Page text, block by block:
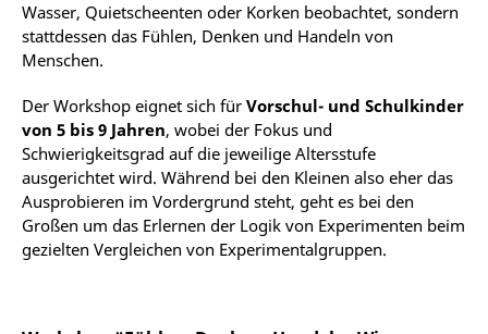
Wasser, Quietscheenten oder Korken beobachtet, sondern
stattdessen das Fühlen, Denken und Handeln von
Menschen.
Der Workshop eignet sich für Vorschul- und Schulkinder
von 5 bis 9 Jahren, wobei der Fokus und
Schwierigkeitsgrad auf die jeweilige Altersstufe
ausgerichtet wird. Während bei den Kleinen also eher das
Ausprobieren im Vordergrund steht, geht es bei den
Großen um das Erlernen der Logik von Experimenten beim
gezielten Vergleichen von Experimentalgruppen.